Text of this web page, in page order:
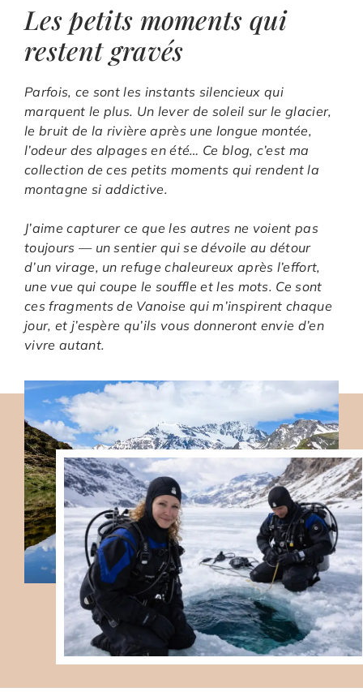
Les petits moments qui
restent gravés
Parfois, ce sont les instants silencieux qui
marquent le plus. Un lever de soleil sur le glacier,
le bruit de la rivière après une longue montée,
l’odeur des alpages en été… Ce blog, c’est ma
collection de ces petits moments qui rendent la
montagne si addictive.
J’aime capturer ce que les autres ne voient pas
toujours — un sentier qui se dévoile au détour
d’un virage, un refuge chaleureux après l’effort,
une vue qui coupe le souffle et les mots. Ce sont
ces fragments de Vanoise qui m’inspirent chaque
jour, et j’espère qu’ils vous donneront envie d’en
vivre autant.